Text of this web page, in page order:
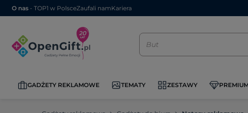
O nas - TOP1 w PolsceZaufali namKariera
GADŻETY REKLAMOWE TEMATY ZESTAWY